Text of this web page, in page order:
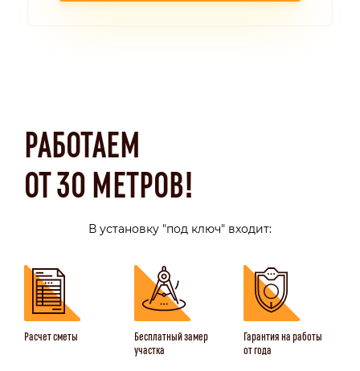
РАБОТАЕМ
ОТ 30 МЕТРОВ!
В установку "под ключ" входит:
Расчет сметы
Бесплатный замер
участка
Гарантия на работы
от года